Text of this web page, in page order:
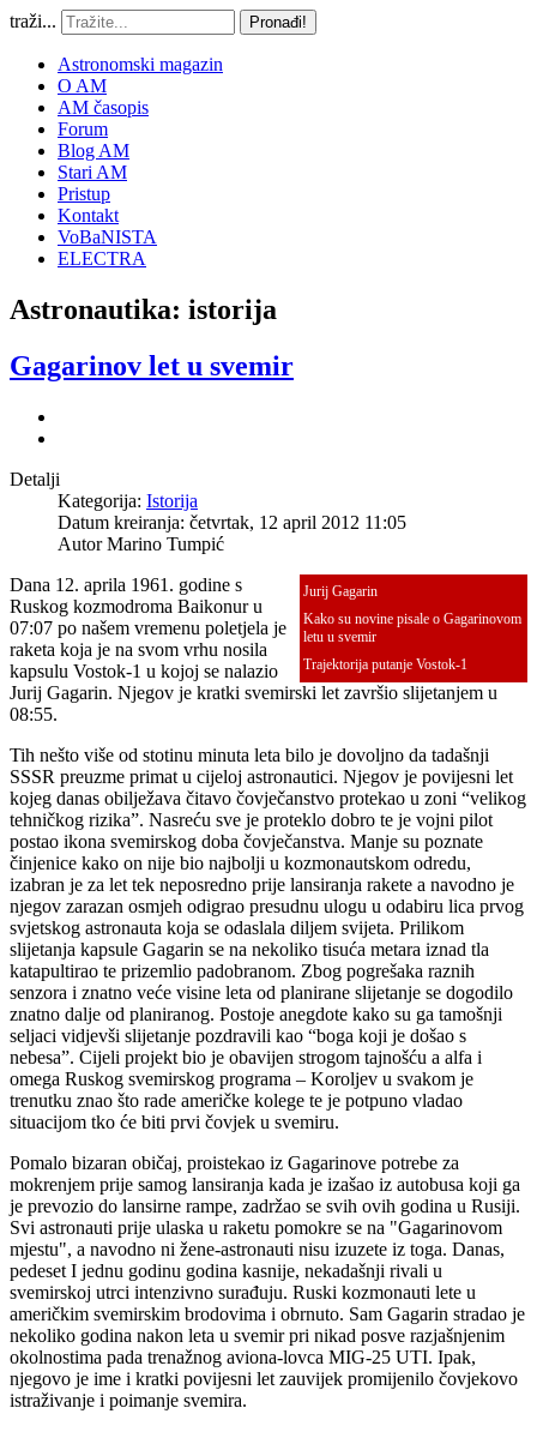
traži... Pronađi!
Astronomski magazin
O AM
AM časopis
Forum
Blog AM
Stari AM
Pristup
Kontakt
VoBaNISTA
ELECTRA
Astronautika: istorija
Gagarinov let u svemir
Detalji
Kategorija: Istorija
Datum kreiranja: četvrtak, 12 april 2012 11:05
AutorMarino Tumpić
Jurij Gagarin
Kako su novine pisale o Gagarinovom
letu u svemir
Trajektorija putanje Vostok-1
Dana 12. aprila 1961. godine s
Ruskog kozmodroma Baikonur u
07:07 po našem vremenu poletjela je
raketa koja je na svom vrhu nosila
kapsulu Vostok-1 u kojoj se nalazio
Jurij Gagarin. Njegov je kratki svemirski let završio slijetanjem u
08:55.
Tih nešto više od stotinu minuta leta bilo je dovoljno da tadašnji
SSSR preuzme primat u cijeloj astronautici. Njegov je povijesni let
kojeg danas obilježava čitavo čovječanstvo protekao u zoni “velikog
tehničkog rizika”. Nasreću sve je proteklo dobro te je vojni pilot
postao ikona svemirskog doba čovječanstva. Manje su poznate
činjenice kako on nije bio najbolji u kozmonautskom odredu,
izabran je za let tek neposredno prije lansiranja rakete a navodno je
njegov zarazan osmjeh odigrao presudnu ulogu u odabiru lica prvog
svjetskog astronauta koja se odaslala diljem svijeta. Prilikom
slijetanja kapsule Gagarin se na nekoliko tisuća metara iznad tla
katapultirao te prizemlio padobranom. Zbog pogrešaka raznih
senzora i znatno veće visine leta od planirane slijetanje se dogodilo
znatno dalje od planiranog. Postoje anegdote kako su ga tamošnji
seljaci vidjevši slijetanje pozdravili kao “boga koji je došao s
nebesa”. Cijeli projekt bio je obavijen strogom tajnošću a alfa i
omega Ruskog svemirskog programa – Koroljev u svakom je
trenutku znao što rade američke kolege te je potpuno vladao
situacijom tko će biti prvi čovjek u svemiru.
Pomalo bizaran običaj, proistekao iz Gagarinove potrebe za
mokrenjem prije samog lansiranja kada je izašao iz autobusa koji ga
je prevozio do lansirne rampe, zadržao se svih ovih godina u Rusiji.
Svi astronauti prije ulaska u raketu pomokre se na "Gagarinovom
mjestu", a navodno ni žene-astronauti nisu izuzete iz toga. Danas,
pedeset I jednu godinu godina kasnije, nekadašnji rivali u
svemirskoj utrci intenzivno surađuju. Ruski kozmonauti lete u
američkim svemirskim brodovima i obrnuto. Sam Gagarin stradao je
nekoliko godina nakon leta u svemir pri nikad posve razjašnjenim
okolnostima pada trenažnog aviona-lovca MIG-25 UTI. Ipak,
njegovo je ime i kratki povijesni let zauvijek promijenilo čovjekovo
istraživanje i poimanje svemira.